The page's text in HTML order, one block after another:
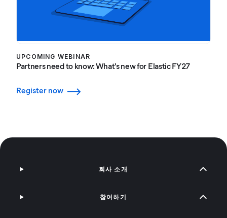
UPCOMING WEBINAR
Partners need to know: What's new for Elastic FY27
Register now
회사 소개
참여하기